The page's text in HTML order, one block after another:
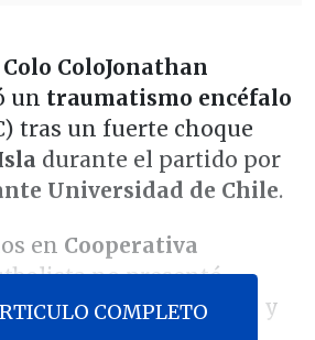
Colo ColoJonathan
un traumatismo encéfalo
tras un fuerte choque
durante el partido por
Universidad de Chile.
en Cooperativa
no presentó
graves tras el impacto y
COMPLETO